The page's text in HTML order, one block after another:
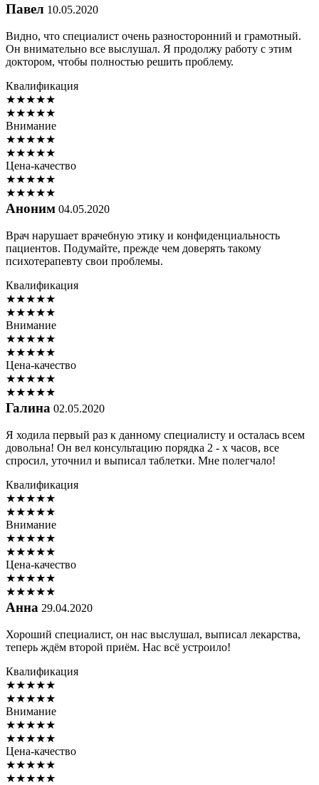
Павел 10.05.2020
Видно, что специалист очень разносторонний и грамотный.
Он внимательно все выслушал. Я продолжу работу с этим
доктором, чтобы полностью решить проблему.
Квалификация
★★★★★
★★★★★
Внимание
★★★★★
★★★★★
Цена-качество
★★★★★
★★★★★
Аноним 04.05.2020
Врач нарушает врачебную этику и конфиденциальность
пациентов. Подумайте, прежде чем доверять такому
психотерапевту свои проблемы.
Квалификация
★★★★★
★★★★★
Внимание
★★★★★
★★★★★
Цена-качество
★★★★★
★★★★★
Галина 02.05.2020
Я ходила первый раз к данному специалисту и осталась всем
довольна! Он вел консультацию порядка 2 - х часов, все
спросил, уточнил и выписал таблетки. Мне полегчало!
Квалификация
★★★★★
★★★★★
Внимание
★★★★★
★★★★★
Цена-качество
★★★★★
★★★★★
Анна 29.04.2020
Хороший специалист, он нас выслушал, выписал лекарства,
теперь ждём второй приём. Нас всё устроило!
Квалификация
★★★★★
★★★★★
Внимание
★★★★★
★★★★★
Цена-качество
★★★★★
★★★★★